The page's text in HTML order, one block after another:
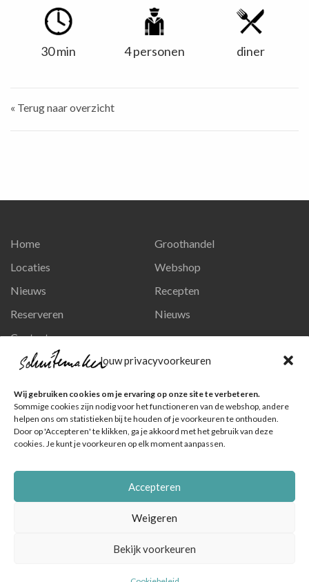
Jouw privacyvoorkeuren
Wij gebruiken cookies om je ervaring op onze site te verbeteren.
Sommige cookies zijn nodig voor het functioneren van de webshop, andere
helpen ons om statistieken bij te houden of je voorkeuren te onthouden.
Door op 'Accepteren' te klikken, ga je akkoord met het gebruik van deze
cookies. Je kunt je voorkeuren op elk moment aanpassen.
Accepteren
Weigeren
Bekijk voorkeuren
30 min 4 personen diner
« Terug naar overzicht
Home
Locaties
Nieuws
Reserveren
Contact
Privacy en persoonsgegevens
Groothandel
Webshop
Recepten
Nieuws
Ga naar onze pagina
Volg ons op Instagram
Ga naar onze pagina
© Schuitemaker Vis , foto's zijn o.a. van het Nederlands Visbureau